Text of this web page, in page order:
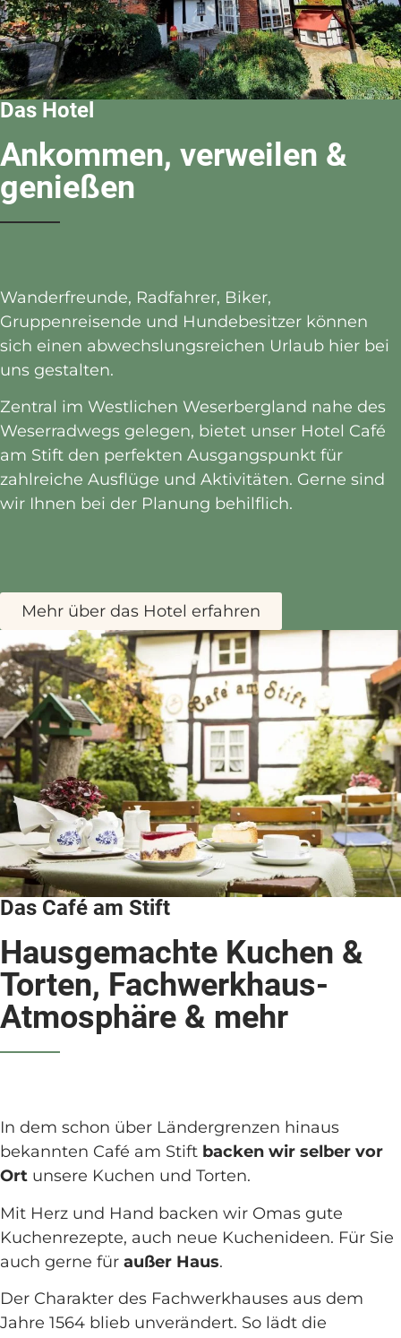
Das Hotel
Ankommen, verweilen &
genießen
Wanderfreunde, Radfahrer, Biker,
Gruppenreisende und Hundebesitzer können
sich einen abwechslungsreichen Urlaub hier bei
uns gestalten.
Zentral im Westlichen Weserbergland nahe des
Weserradwegs gelegen, bietet unser Hotel Café
am Stift den perfekten Ausgangspunkt für
zahlreiche Ausflüge und Aktivitäten. Gerne sind
wir Ihnen bei der Planung behilflich.
Mehr über das Hotel erfahren
Das Café am Stift
Hausgemachte Kuchen &
Torten, Fachwerkhaus-
Atmosphäre & mehr
In dem schon über Ländergrenzen hinaus
bekannten Café am Stift backen wir selber vor
Ort unsere Kuchen und Torten.
Mit Herz und Hand backen wir Omas gute
Kuchenrezepte, auch neue Kuchenideen. Für Sie
auch gerne für außer Haus.
Der Charakter des Fachwerkhauses aus dem
Jahre 1564 blieb unverändert. So lädt die